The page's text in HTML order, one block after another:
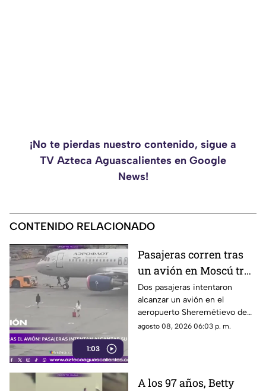
¡No te pierdas nuestro contenido, sigue a
TV Azteca Aguascalientes en Google
News!
CONTENIDO RELACIONADO
1:03
Pasajeras corren tras
un avión en Moscú tras
llegar tarde a su vuelo
Dos pasajeras intentaron
alcanzar un avión en el
aeropuerto Sheremétievo de
Moscú tras llegar tarde a su
agosto 08, 2026 06:03 p. m.
A los 97 años, Betty